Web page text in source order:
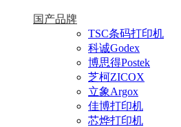
国产品牌
TSC条码打印机
科诚Godex
博思得Postek
芝柯ZICOX
立象Argox
佳博打印机
芯烨打印机